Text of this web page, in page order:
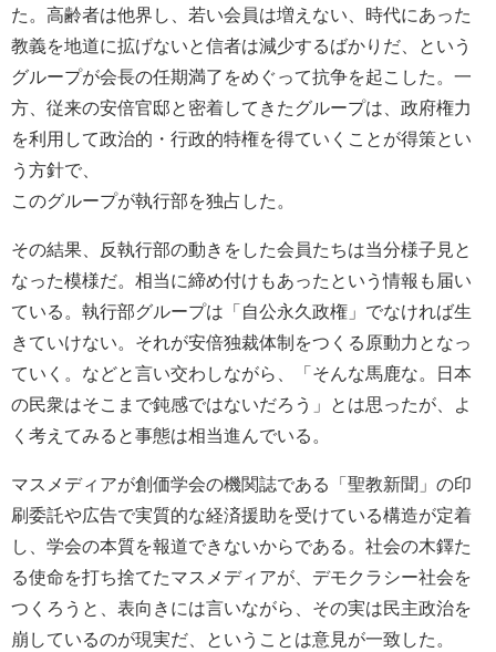
た。高齢者は他界し、若い会員は増えない、時代にあった
教義を地道に拡げないと信者は減少するばかりだ、という
グループが会長の任期満了をめぐって抗争を起こした。一
方、従来の安倍官邸と密着してきたグループは、政府権力
を利用して政治的・行政的特権を得ていくことが得策とい
う方針で、
このグループが執行部を独占した。
その結果、反執行部の動きをした会員たちは当分様子見と
なった模様だ。相当に締め付けもあったという情報も届い
ている。執行部グループは「自公永久政権」でなければ生
きていけない。それが安倍独裁体制をつくる原動力となっ
ていく。などと言い交わしながら、「そんな馬鹿な。日本
の民衆はそこまで鈍感ではないだろう」とは思ったが、よ
く考えてみると事態は相当進んでいる。
マスメディアが創価学会の機関誌である「聖教新聞」の印
刷委託や広告で実質的な経済援助を受けている構造が定着
し、学会の本質を報道できないからである。社会の木鐸た
る使命を打ち捨てたマスメディアが、デモクラシー社会を
つくろうと、表向きには言いながら、その実は民主政治を
崩しているのが現実だ、ということは意見が一致した。